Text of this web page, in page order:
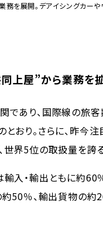
務を展開。デアイシングカー
上屋”から業務を
あり、国際線の旅客
おり。さらに、昨今
界5位の取扱量を誇る
入・輸出ともに約60
50％、輸出貨物の約